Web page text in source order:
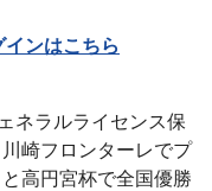
ンはこちら
ネラルライセンス保
崎フロンターレでプ
高円宮杯で全国優勝